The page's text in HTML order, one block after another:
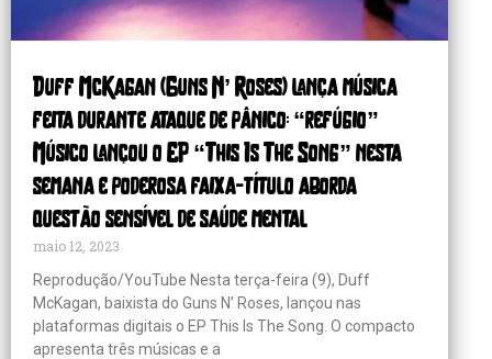
Duff McKagan (Guns N’ Roses) lança música
feita durante ataque de pânico: “refúgio”
Músico lançou o EP “This Is The Song” nesta
semana e poderosa faixa-título aborda
questão sensível de saúde mental
maio 12, 2023
Reprodução/YouTube Nesta terça-feira (9), Duff
McKagan, baixista do Guns N’ Roses, lançou nas
plataformas digitais o EP This Is The Song. O compacto
apresenta três músicas e a